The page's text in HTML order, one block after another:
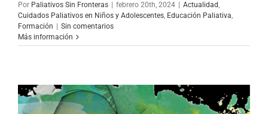
Por Paliativos Sin Fronteras febrero 20th, 2024 Actualidad,
Cuidados Paliativos en Niños y Adolescentes, Educación Paliativa,
Formación
Sin comentarios
Más información